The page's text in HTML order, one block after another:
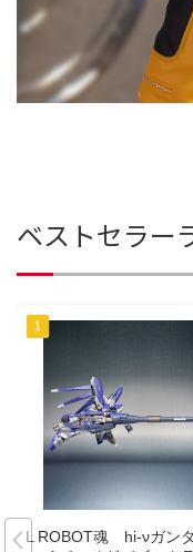
ベストセラー
L ROBOT魂 hi-νガン